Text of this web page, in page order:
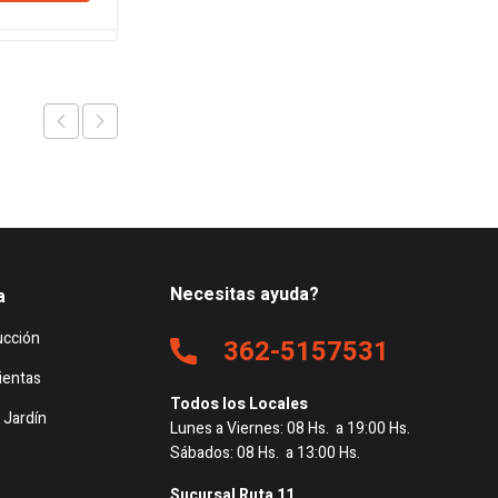
es:
Jardín
Necesitas ayuda?
362-5157531
Todos los Locales
Lunes a Viernes: 08 Hs. a 19:00 Hs.
Sábados: 08 Hs. a 13:00 Hs.